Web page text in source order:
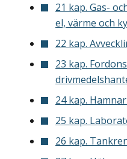
21 kap. Gas-
el, värme och
22 kap.
23 kap.
24 kap.
25 kap.
26 kap.